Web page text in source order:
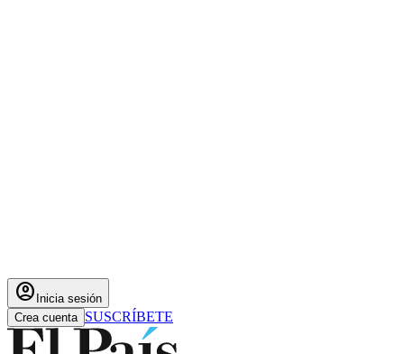
account_circle Inicia sesión
Crea cuenta SUSCRÍBETE